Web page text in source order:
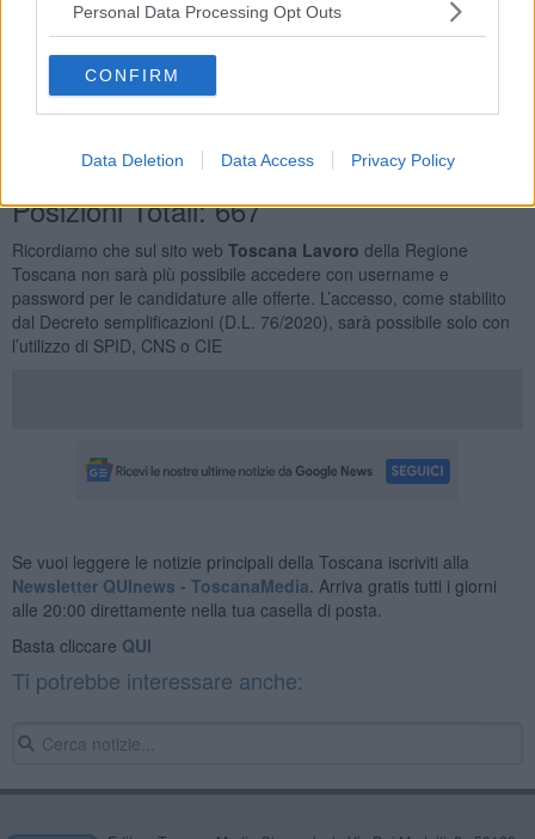
Personal Data Processing Opt Outs
CONFIRM
Data Deletion Data Access Privacy Policy
Tipologia Contratto
Lavoro a Tempo Determinato
Lavoro a Tempo Indeterminato71
Mestiere37
Posizioni Totali: 667
Ricordiamo che sul sito web Toscana Lavoro della Regione
Toscana non sarà più possibile accedere con username e
password per le candidature alle offerte. L’accesso, come stabilito
dal Decreto semplificazioni (D.L. 76/2020), sarà possibile solo con
l’utilizzo di SPID, CNS o CIE
Se vuoi leggere le notizie principali della Toscana iscriviti alla
Newsletter QUInews - ToscanaMedia. Arriva gratis tutti i giorni
alle 20:00 direttamente nella tua casella di posta.
Basta cliccare QUI
Ti potrebbe interessare anche: